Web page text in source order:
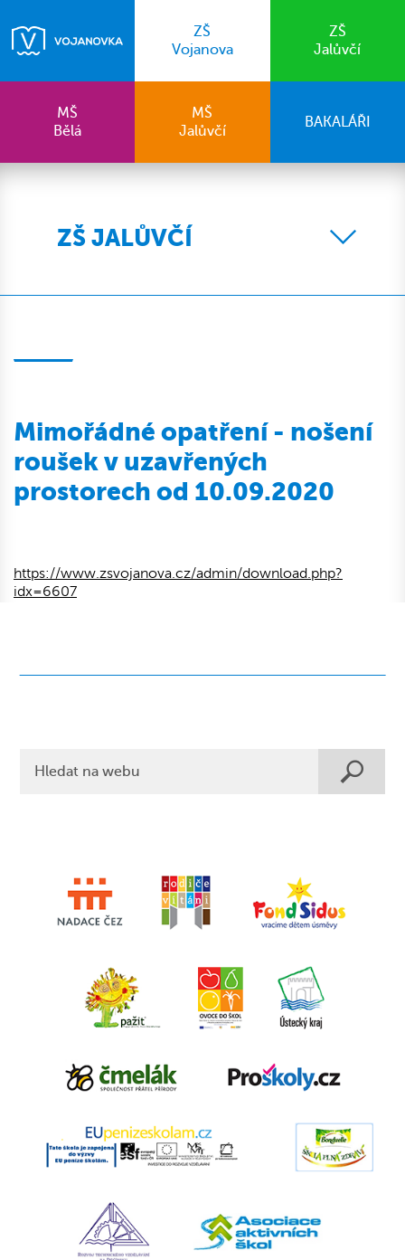
ZŠ
Vojanova
ZŠ
Jalůvčí
MŠ
Bělá
MŠ
Jalůvčí
BAKALÁŘI
ZŠ JALŮVČÍ
Mimořádné opatření - nošení
roušek v uzavřených
prostorech od 10.09.2020
https://www.zsvojanova.cz/admin/download.php?
idx=6607